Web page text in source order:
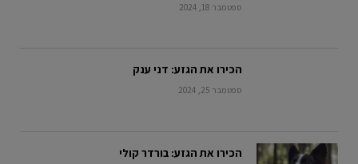
ספטמבר 18, 2024
הכירו את הגזע: דני ענק
ספטמבר 25, 2024
הכירו את הגזע: בורדר קולי